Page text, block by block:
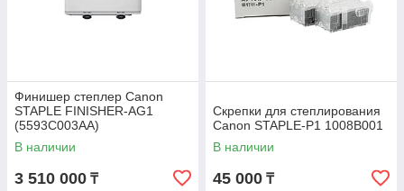
Финишер степлер Canon
STAPLE FINISHER-AG1
(5593C003AA)
В наличии
3 510 000 ₸
Скрепки для степлирования
Canon STAPLE-P1 1008B001
В наличии
45 000 ₸